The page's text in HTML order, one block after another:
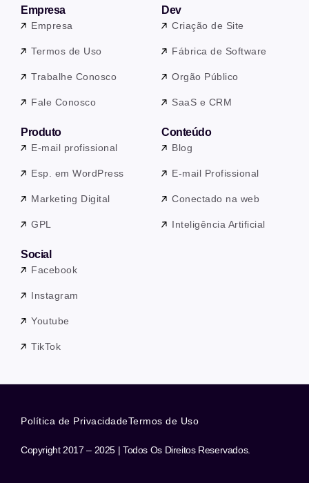
Empresa
Empresa
Termos de Uso
Trabalhe Conosco
Fale Conosco
Dev
Criação de Site
Fábrica de Software
Orgão Público
SaaS e CRM
Produto
E-mail profissional
Esp. em WordPress
Marketing Digital
GPL
Conteúdo
Blog
E-mail Profissional
Conectado na web
Inteligência Artificial
Social
Facebook
Instagram
Youtube
TikTok
Copyright 2017 – 2025 | Todos Os Direitos Reservados.
Política de PrivacidadeTermos de Uso